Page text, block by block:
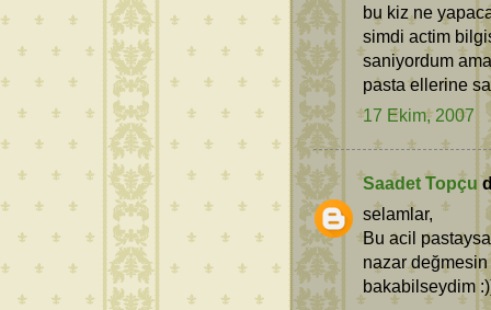
bu kiz ne
simdi actim
saniyordum
pasta ellerine
17 Ekim, 2007
Saadet Topçu
selamlar,
Bu acil
nazar
bakabilseydim